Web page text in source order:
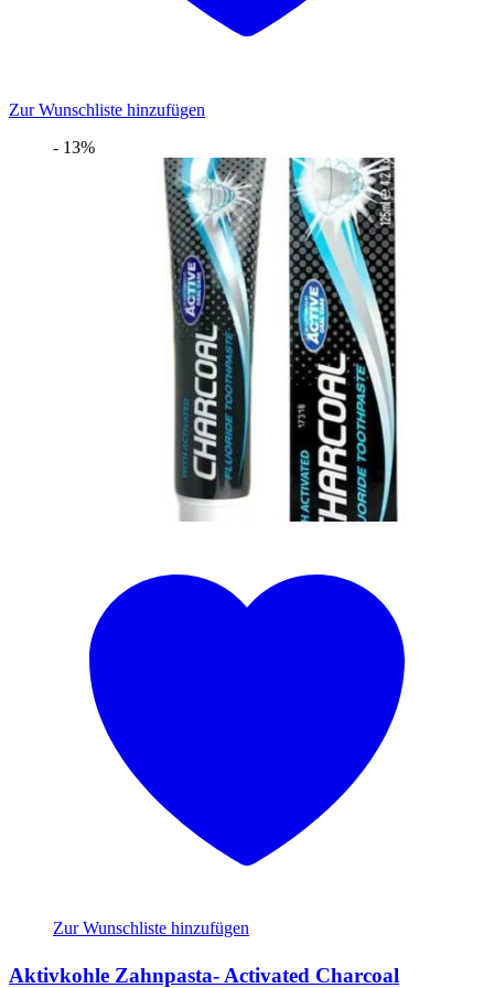
Zur Wunschliste hinzufügen
- 13%
Zur Wunschliste hinzufügen
Aktivkohle Zahnpasta- Activated Charcoal